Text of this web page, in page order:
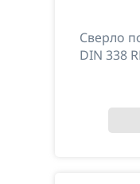
Сверло
DIN 338